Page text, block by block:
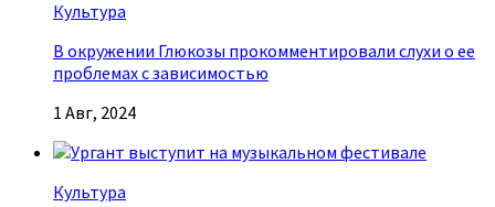
Культура
В окружении Глюкозы прокомментировали слухи о ее
проблемах с зависимостью
1 Авг, 2024
Культура